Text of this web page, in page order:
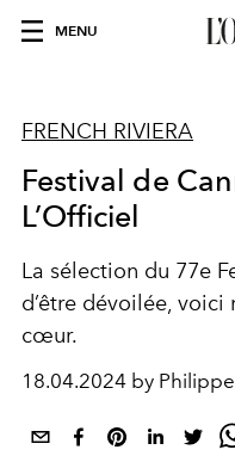
MENU
FRENCH RIVIERA
Festival de
L’Officiel
La sélection du 77e
d’être dévoilée,
cœur.
18.04.2024 by